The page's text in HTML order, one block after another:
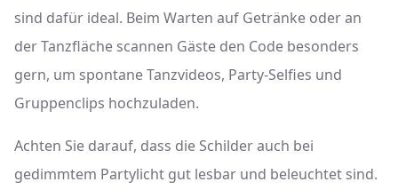
sind dafür ideal. Beim Warten auf Getränke oder an
der Tanzfläche scannen Gäste den Code besonders
gern, um spontane Tanzvideos, Party-Selfies und
Gruppenclips hochzuladen.
Achten Sie darauf, dass die Schilder auch bei
gedimmtem Partylicht gut lesbar und beleuchtet sind.